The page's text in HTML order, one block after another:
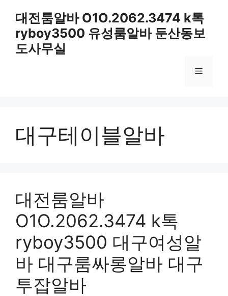
대전룸알바 O1O.2062.3474 k톡
ryboy3500 유성룸알바 둔산동보
도사무실
메
대구테이블알바
대전룸알바
O1O.2062.3474 k톡
ryboy3500 대구여성알
바 대구룸싸롱알바 대구
투잡알바